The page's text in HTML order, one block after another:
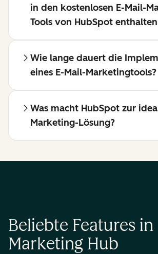
in den kostenlosen E-Mail-
Tools von HubSpot
Wie lange dauert die
eines E-Mail-Marketingtools?
Was macht HubSpot zur
Marketing-Lösung?
Beliebte Features in
Marketing Hub